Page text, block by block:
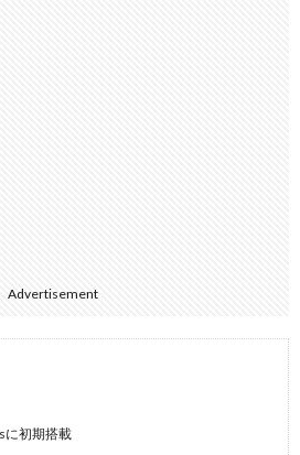
Advertisement
に初期搭載